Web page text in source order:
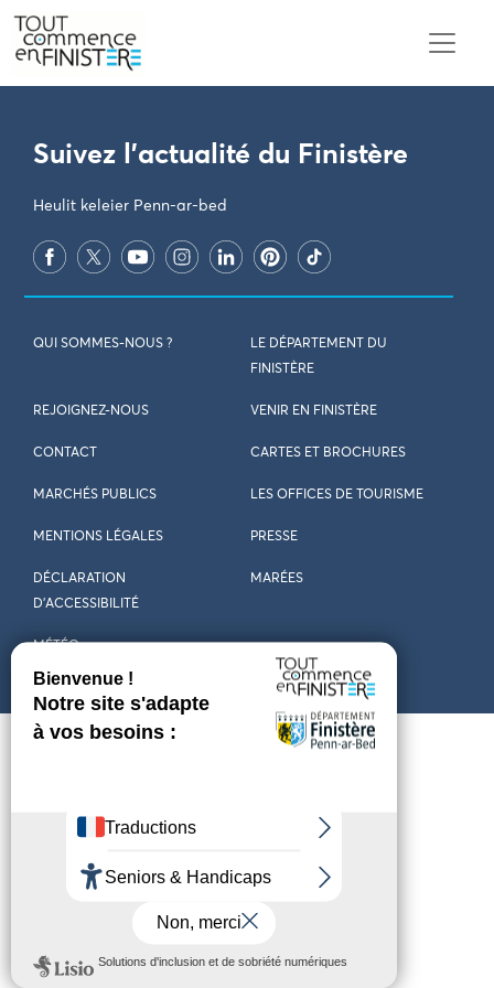
PARAMÈTRES DES COOKIES
Suivez l'actualité du Finistère
Heulit keleier Penn-ar-bed
QUI SOMMES-NOUS ?
LE DÉPARTEMENT DU
FINISTÈRE
REJOIGNEZ-NOUS VENIR EN FINISTÈRE
CONTACT CARTES ET BROCHURES
MARCHÉS PUBLICS LES OFFICES DE TOURISME
MENTIONS LÉGALES PRESSE
DÉCLARATION
D’ACCESSIBILITÉ
MARÉES
MÉTÉO